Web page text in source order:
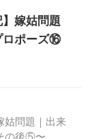
】嫁姑問題
ロポーズ⑯
姑問題｜出来
の後⑤〜